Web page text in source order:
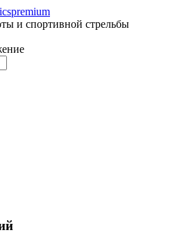
и спортивной стрельбы